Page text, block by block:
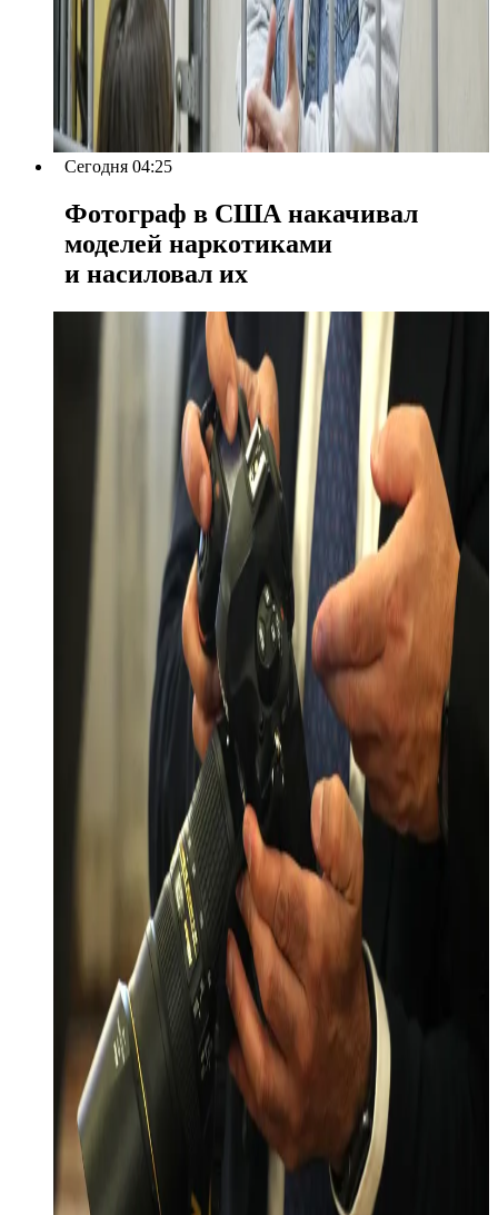
Сегодня 04:25
Фотограф в США накачивал
моделей наркотиками
и насиловал их